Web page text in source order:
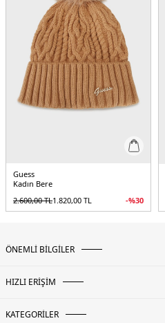
Guess
Kadın Bere
2.600,00TL1.820,00 TL -%30
ÖNEMLİ BİLGİLER
HIZLI ERİŞİM
KATEGORİLER